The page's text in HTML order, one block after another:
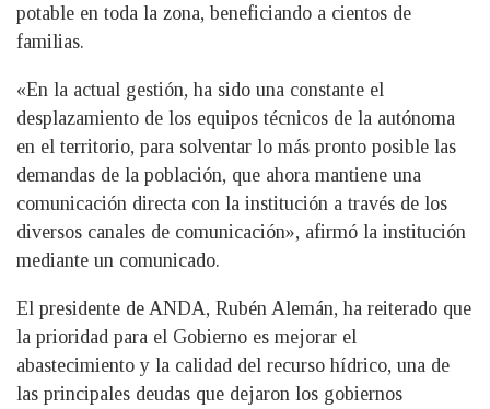
potable en toda la zona, beneficiando a cientos de
familias.
«En la actual gestión, ha sido una constante el
desplazamiento de los equipos técnicos de la autónoma
en el territorio, para solventar lo más pronto posible las
demandas de la población, que ahora mantiene una
comunicación directa con la institución a través de los
diversos canales de comunicación», afirmó la institución
mediante un comunicado.
El presidente de ANDA, Rubén Alemán, ha reiterado que
la prioridad para el Gobierno es mejorar el
abastecimiento y la calidad del recurso hídrico, una de
las principales deudas que dejaron los gobiernos